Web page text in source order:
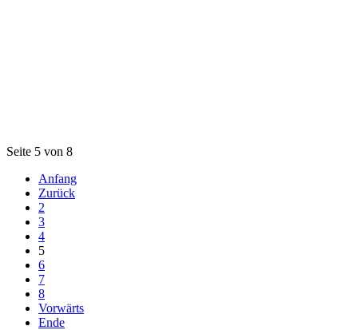
Seite 5 von 8
Anfang
Zurück
2
3
4
5
6
7
8
Vorwärts
Ende